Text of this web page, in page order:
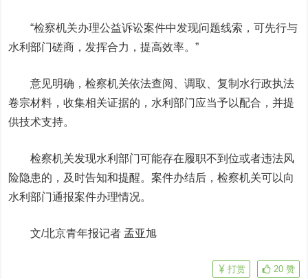
“检察机关办理公益诉讼案件中发现问题线索，可先行与
水利部门磋商，发挥合力，提高效率。”
意见明确，检察机关依法查阅、调取、复制水行政执法
卷宗材料，收集相关证据的，水利部门应当予以配合，并提
供技术支持。
检察机关发现水利部门可能存在履职不到位或者违法风
险隐患的，及时告知和提醒。案件办结后，检察机关可以向
水利部门通报案件办理情况。
文/北京青年报记者 孟亚旭
20 赞
打赏